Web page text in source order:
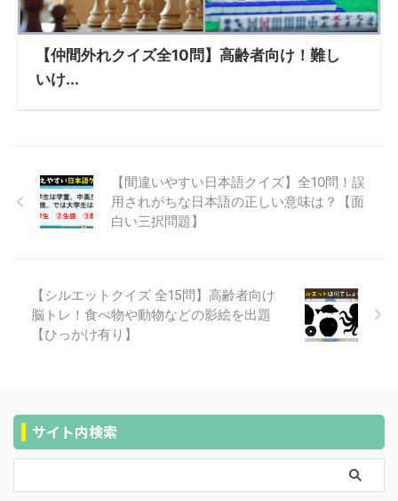
【仲間外れクイズ全10問】高齢者向け！難し
いけ...
【間違いやすい日本語クイズ】全10問！誤
用されがちな日本語の正しい意味は？【面
白い三択問題】
【シルエットクイズ 全15問】高齢者向け
脳トレ！食べ物や動物などの影絵を出題
【ひっかけ有り】
サイト内検索